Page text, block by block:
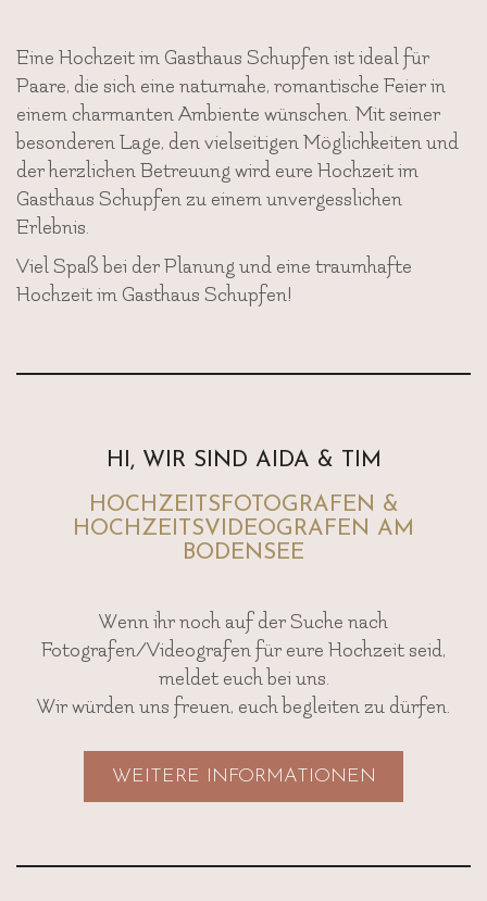
Eine Hochzeit im Gasthaus Schupfen ist ideal für
Paare, die sich eine naturnahe, romantische Feier in
einem charmanten Ambiente wünschen. Mit seiner
besonderen Lage, den vielseitigen Möglichkeiten und
der herzlichen Betreuung wird eure Hochzeit im
Gasthaus Schupfen zu einem unvergesslichen
Erlebnis.
Viel Spaß bei der Planung und eine traumhafte
Hochzeit im Gasthaus Schupfen!
HI, WIR SIND AIDA & TIM
HOCHZEITSFOTOGRAFEN &
HOCHZEITSVIDEOGRAFEN AM
BODENSEE
Wenn ihr noch auf der Suche nach
Fotografen/Videografen für eure Hochzeit seid,
meldet euch bei uns.
Wir würden uns freuen, euch begleiten zu dürfen.
WEITERE INFORMATIONEN